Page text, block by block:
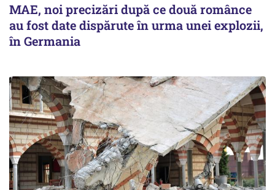
MAE, noi precizări după ce două românce
au fost date dispărute în urma unei explozii,
în Germania